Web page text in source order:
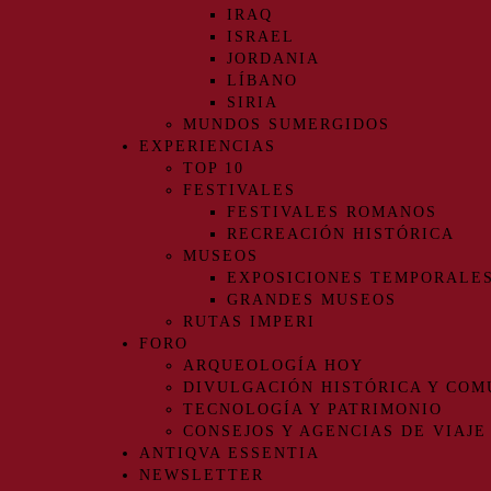
IRAQ
ISRAEL
JORDANIA
LÍBANO
SIRIA
MUNDOS SUMERGIDOS
EXPERIENCIAS
TOP 10
FESTIVALES
FESTIVALES ROMANOS
RECREACIÓN HISTÓRICA
MUSEOS
EXPOSICIONES TEMPORALES
GRANDES MUSEOS
RUTAS IMPERI
FORO
ARQUEOLOGÍA HOY
DIVULGACIÓN HISTÓRICA Y
TECNOLOGÍA Y PATRIMONIO
CONSEJOS Y AGENCIAS DE VIAJE
ANTIQVA ESSENTIA
NEWSLETTER